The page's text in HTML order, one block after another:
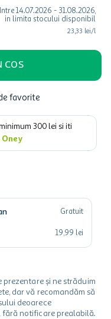
Intre 14.07.2026 - 31.08.2026,
in limita stocului disponibil
23,33 lei/l
COS
favorite
300 lei si iti
Gratuit
19,99 lei
și ne străduim
dar vă recomandăm să
deoarece
notificare prealabilă.